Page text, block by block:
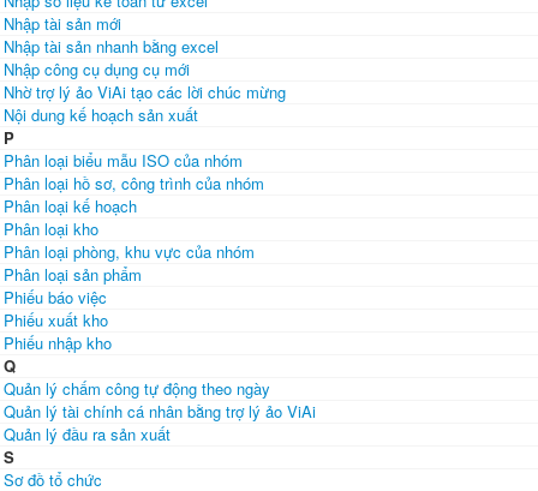
Nhập tài sản mới
Nhập tài sản nhanh bằng excel
Nhập công cụ dụng cụ mới
Nhờ trợ lý ảo ViAi tạo các lời chúc mừng
Nội dung kế hoạch sản xuất
P
Phân loại biểu mẫu ISO của nhóm
Phân loại hồ sơ, công trình của nhóm
Phân loại kế hoạch
Phân loại kho
Phân loại phòng, khu vực của nhóm
Phân loại sản phẩm
Phiếu báo việc
Phiếu xuất kho
Phiếu nhập kho
Q
Quản lý chấm công tự động theo ngày
Quản lý tài chính cá nhân bằng trợ lý ảo ViAi
Quản lý đầu ra sản xuất
S
Sơ đồ tổ chức